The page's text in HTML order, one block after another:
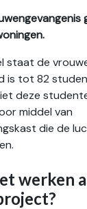
staat de
is tot 82
deze
middel van
die de
werken